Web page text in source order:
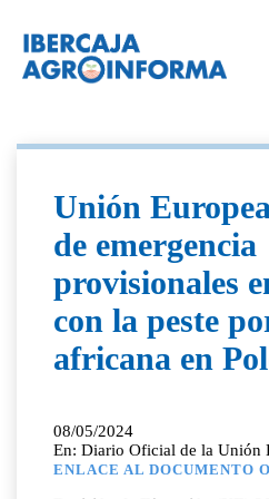
Unión
de emergencia
provisionales
con la peste
africana en
08/05/2024
En: Diario Oficial de la Unión
ENLACE AL DOCUMENTO